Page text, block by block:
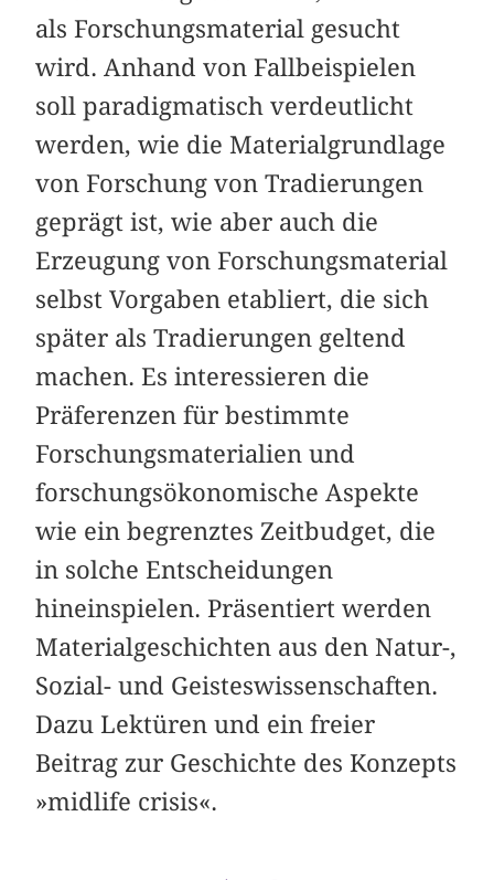
als Forschungsmaterial gesucht
wird. Anhand von Fallbeispielen
soll paradigmatisch verdeutlicht
werden, wie die Materialgrundlage
von Forschung von Tradierungen
geprägt ist, wie aber auch die
Erzeugung von Forschungsmaterial
selbst Vorgaben etabliert, die sich
später als Tradierungen geltend
machen. Es interessieren die
Präferenzen für bestimmte
Forschungsmaterialien und
forschungsökonomische Aspekte
wie ein begrenztes Zeitbudget, die
in solche Entscheidungen
hineinspielen. Präsentiert werden
Materialgeschichten aus den Natur-,
Sozial- und Geisteswissenschaften.
Dazu Lektüren und ein freier
Beitrag zur Geschichte des Konzepts
»midlife crisis«.